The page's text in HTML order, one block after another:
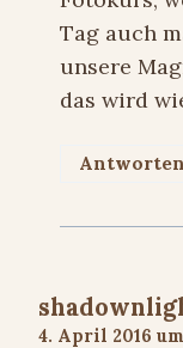
Tag auch
unsere
das wird
Antworten
4. April 2016